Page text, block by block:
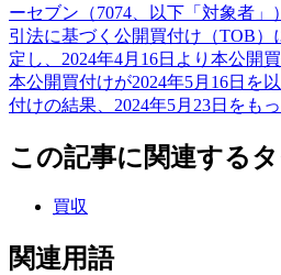
ーセブン（7074、以下「対象者
引法に基づく公開買付け（TOB
定し、2024年4月16日より本公開
本公開買付けが2024年5月16日を
付けの結果、2024年5月23日をも
この記事に関連する
買収
関連用語